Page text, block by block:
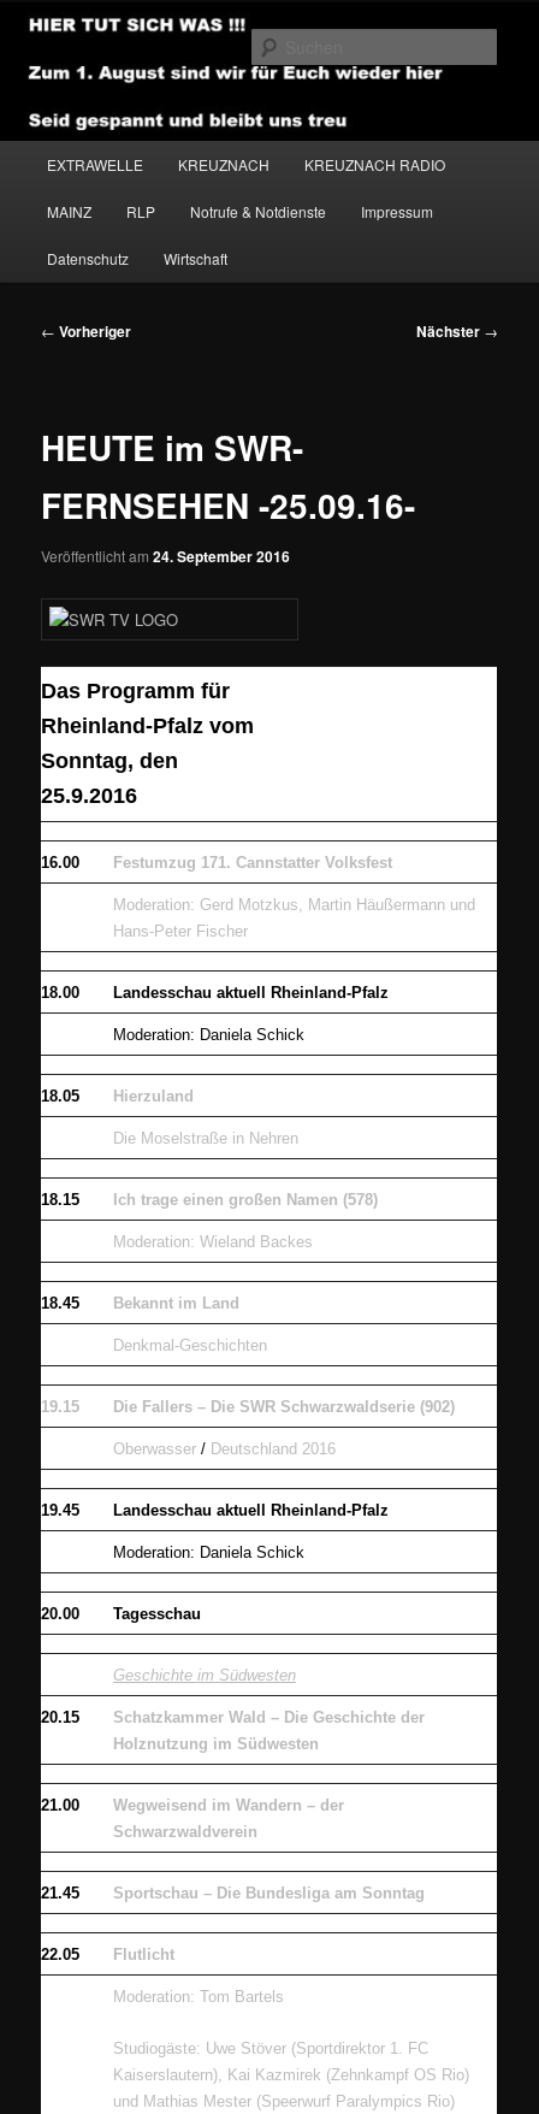
Zum
primären
Inhalt
NEWSHOUSE.MEDIA
EXTRAWELLE KREUZNACH KREUZNACH RADIO
MAINZ RLP Notrufe & Notdienste Impressum
Datenschutz Wirtschaft
Beitragsnavigation
← Vorheriger Nächster →
HEUTE im SWR-
FERNSEHEN -25.09.16-
Veröffentlicht am24. September 2016
Das Programm für
Rheinland-Pfalz vom
Sonntag, den
25.9.2016
16.00 Festumzug 171. Cannstatter Volksfest
Moderation: Gerd Motzkus, Martin Häußermann und
Hans-Peter Fischer
18.00 Landesschau aktuell Rheinland-Pfalz
Moderation: Daniela Schick
18.05 Hierzuland
Die Moselstraße in Nehren
18.15 Ich trage einen großen Namen (578)
Moderation: Wieland Backes
18.45 Bekannt im Land
Denkmal-Geschichten
19.15 Die Fallers – Die SWR Schwarzwaldserie (902)
Oberwasser / Deutschland 2016
19.45 Landesschau aktuell Rheinland-Pfalz
Moderation: Daniela Schick
20.00 Tagesschau
Geschichte im Südwesten
20.15
Schatzkammer Wald – Die Geschichte der
Holznutzung im Südwesten
21.00
Wegweisend im Wandern – der
Schwarzwaldverein
21.45 Sportschau – Die Bundesliga am Sonntag
22.05 Flutlicht
Moderation: Tom Bartels
Studiogäste: Uwe Stöver (Sportdirektor 1. FC
Kaiserslautern), Kai Kazmirek (Zehnkampf OS Rio)
und Mathias Mester (Speerwurf Paralympics Rio)